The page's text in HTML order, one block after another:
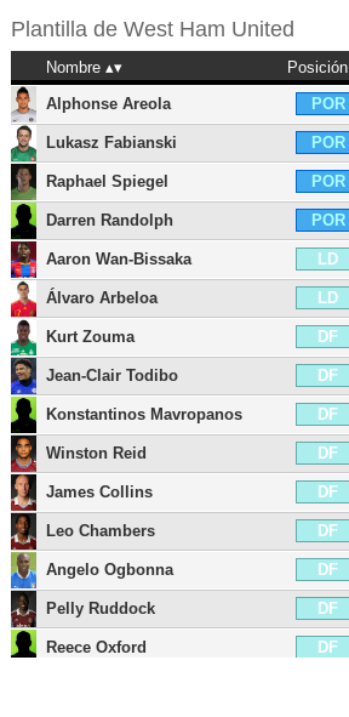
Plantilla de West Ham United
Nombre Posición
Alphonse Areola
POR
Lukasz Fabianski POR
Raphael Spiegel POR
Darren Randolph POR
Aaron Wan-Bissaka LD
Álvaro Arbeloa LD
Kurt Zouma DF
Jean-Clair Todibo DF
Konstantinos Mavropanos DF
Winston Reid DF
James Collins DF
Leo Chambers DF
Angelo Ogbonna DF
Pelly Ruddock DF
Reece Oxford DF